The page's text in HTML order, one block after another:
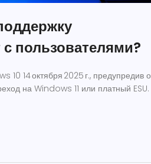
пользователями?
14 октября 2025 г., предупредив о
на Windows 11 или платный ESU.